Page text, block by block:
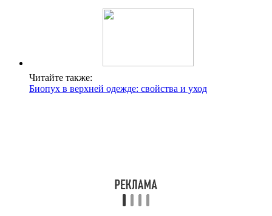
Читайте также:
Биопух в верхней одежде: свойства и уход